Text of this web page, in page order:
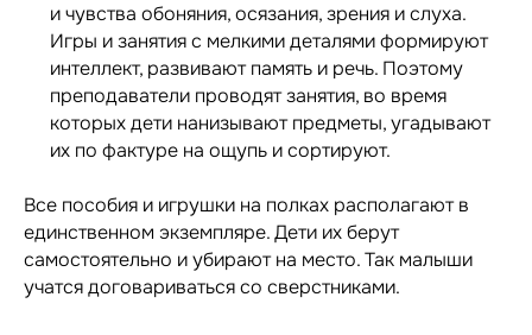
и чувства обоняния, осязания, зрения и слуха.
Игры и занятия с мелкими деталями формируют
интеллект, развивают память и речь. Поэтому
преподаватели проводят занятия, во время
которых дети нанизывают предметы, угадывают
их по фактуре на ощупь и сортируют.
Все пособия и игрушки на полках располагают в
единственном экземпляре. Дети их берут
самостоятельно и убирают на место. Так малыши
учатся договариваться со сверстниками.